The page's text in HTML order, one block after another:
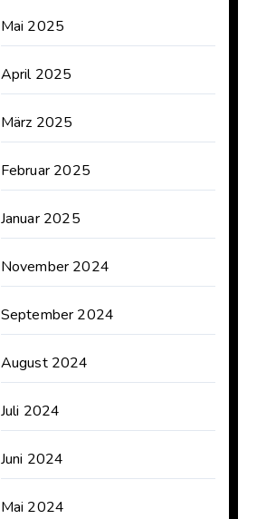
Mai 2025
April 2025
März 2025
Februar 2025
Januar 2025
November 2024
September 2024
August 2024
Juli 2024
Juni 2024
Mai 2024